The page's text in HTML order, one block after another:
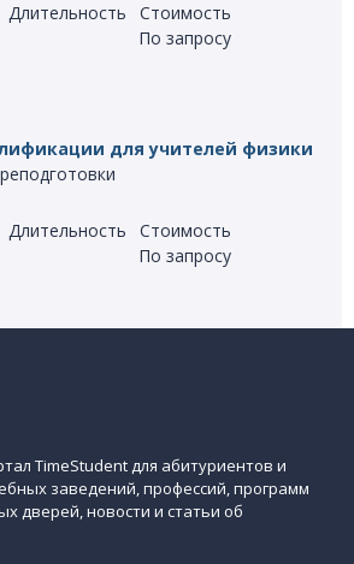
Длительность
Стоимость
По запросу
для учителей физики
Длительность
Стоимость
По запросу
TimeStudent для абитуриентов и
заведений, профессий, программ
дверей, новости и статьи об